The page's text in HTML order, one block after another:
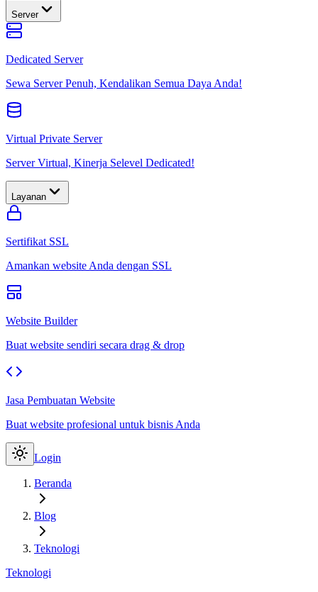
Server
Dedicated Server
Sewa Server Penuh, Kendalikan Semua Daya Anda!
Virtual Private Server
Server Virtual, Kinerja Selevel Dedicated!
Layanan
Sertifikat SSL
Amankan website Anda dengan SSL
Website Builder
Buat website sendiri secara drag & drop
Jasa Pembuatan Website
Buat website profesional untuk bisnis Anda
Login
Beranda
Blog
Teknologi
Teknologi